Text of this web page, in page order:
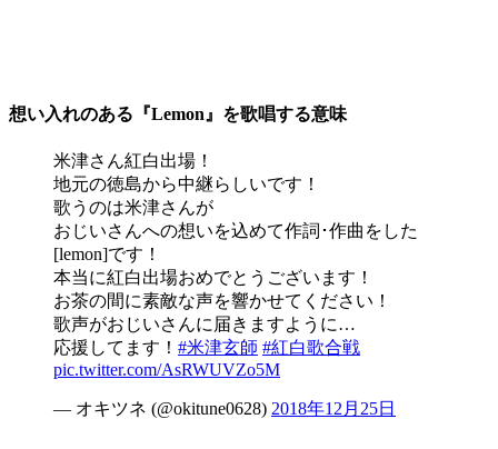
想い入れのある『Lemon』を歌唱する意味
米津さん紅白出場！
地元の徳島から中継らしいです！
歌うのは米津さんが
おじいさんへの想いを込めて作詞･作曲をした
[lemon]です！
本当に紅白出場おめでとうございます！
お茶の間に素敵な声を響かせてください！
歌声がおじいさんに届きますように…
応援してます！ #米津玄師 #紅白歌合戦
pic.twitter.com/AsRWUVZo5M
— オキツネ (@okitune0628) 2018年12月25日